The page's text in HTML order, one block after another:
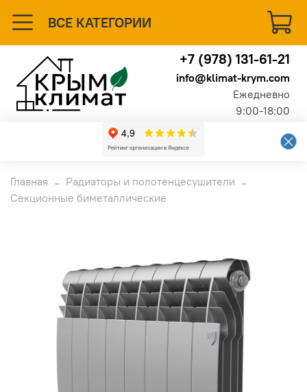
ВСЕ КАТЕГОРИИ
+7 (978) 131-61-21
info@klimat-krym.com
Ежедневно
9:00-18:00
Главная
Радиаторы и полотенцесушители
Секционные биметаллические